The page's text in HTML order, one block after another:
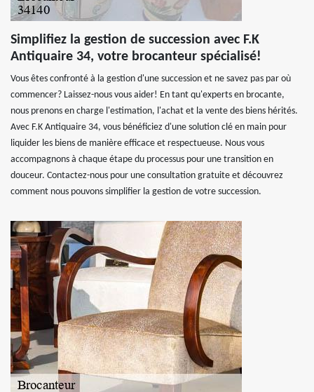
Simplifiez la gestion de succession avec F.K
Antiquaire 34, votre brocanteur spécialisé!
Vous êtes confronté à la gestion d'une succession et ne savez pas par où
commencer? Laissez-nous vous aider! En tant qu'experts en brocante,
nous prenons en charge l'estimation, l'achat et la vente des biens hérités.
Avec F.K Antiquaire 34, vous bénéficiez d'une solution clé en main pour
liquider les biens de manière efficace et respectueuse. Nous vous
accompagnons à chaque étape du processus pour une transition en
douceur. Contactez-nous pour une consultation gratuite et découvrez
comment nous pouvons simplifier la gestion de votre succession.